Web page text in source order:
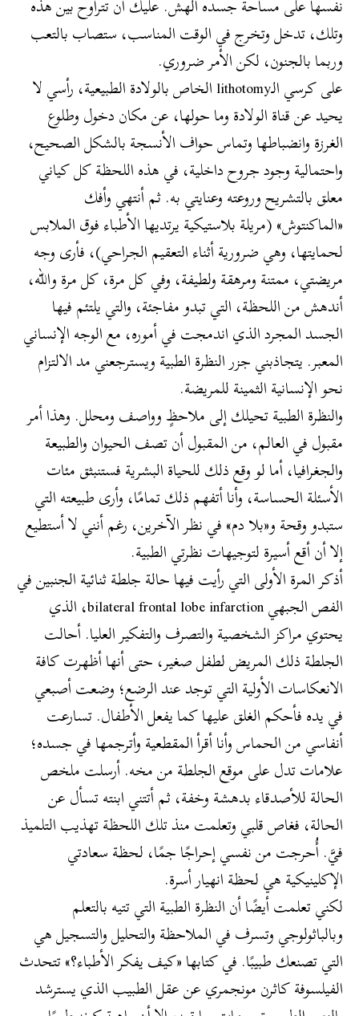
وتلك، تدخل وتخرج في الوقت المناسب، ستصاب بالتعب
وربما بالجنون، لكن الأمر ضروري.
على كرسي الـlithotomy الخاص بالولادة الطبيعية، رأسي لا
يحيد عن قناة الولادة وما حولها، عن مكان دخول وطلوع
الغرزة وانضباطها وتماس حواف الأنسجة بالشكل الصحيح،
واحتمالية وجود جروح داخلية، في هذه اللحظة كل كياني
معلق بالتشريح وروعته وعنايتي به. ثم أنتهي وأفك
«الماكنتوش» (مريلة بلاستيكية يرتديها الأطباء فوق الملابس
لحمايتها، وهي ضرورية أثناء التعقيم الجراحي)، فأرى وجه
مريضتي، ممتنة ومرهقة ولطيفة، وفي كل مرة، كل مرة والله،
أندهش من اللحظة، التي تبدو مفاجئة، والتي يلتئم فيها
الجسد المجرد الذي اندمجت في أموره، مع الوجه الإنساني
المعبر. يتجاذبني جزر النظرة الطبية ويسترجعني مد الالتزام
نحو الإنسانية الثمينة للمريضة.
والنظرة الطبية تحيلك إلى ملاحظٍ وواصف ومحلل. وهذا أمر
مقبول في العالم، من المقبول أن تصف الحيوان والطبيعة
والجغرافيا، أما لو وقع ذلك للحياة البشرية فستنبثق مئات
الأسئلة الحساسة، وأنا أتفهم ذلك تمامًا، وأرى طبيعته التي
ستبدو وقحة و«بلا دم» في نظر الآخرين، رغم أنني لا أستطيع
إلا أن أقع أسيرة لتوجيهات نظرتي الطبية.
أذكر المرة الأولى التي رأيت فيها حالة جلطة ثنائية الجنبين في
الفص الجبهي bilateral frontal lobe infarction، الذي
يحتوي مراكز الشخصية والتصرف والتفكير العليا. أحالت
الجلطة ذلك المريض لطفل صغير، حتى أنها أظهرت كافة
الانعكاسات الأولية التي توجد عند الرضع؛ وضعت أصبعي
في يده فأحكم الغلق عليها كما يفعل الأطفال. تسارعت
أنفاسي من الحماس وأنا أقرأ المقطعية وأترجمها في جسده؛
علامات تدل على موقع الجلطة من مخه. أرسلت ملخص
الحالة للأصدقاء بدهشة وخفة، ثم أتتني ابنته تسأل عن
الحالة، فغاص قلبي وتعلمت منذ تلك اللحظة تهذيب التلميذ
فيَّ. أُحرجت من نفسي إحراجًا جمًا، لحظة سعادتي
الإكلينيكية هي لحظة انهيار أسرة.
لكني تعلمت أيضًا أن النظرة الطبية التي تتيه بالتعلم
وبالباثولوجي وتسرف في الملاحظة والتحليل والتسجيل هي
التي تصنعك طبيبًا. في كتابها «كيف يفكر الأطباء؟» تتحدث
الفيلسوفة كاثرن مونجمري عن عقل الطبيب الذي يسترشد